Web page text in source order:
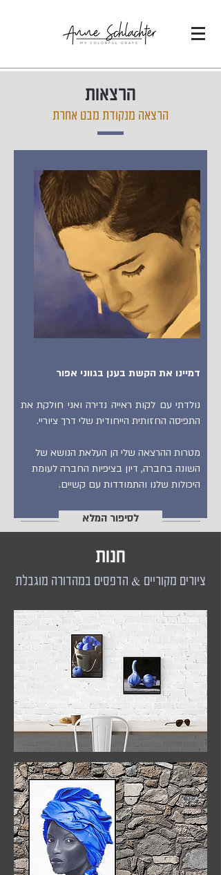
הרצאות
הרצאה מנקודת מבט אחרת
דמיינו את הקשת בענן בגווני אפור
נולדתי עם לקות ראייה נדירה ואני חולקת את
התפיסה החזותית הייחודית שלי דרך ציוריי.
מטרות ההרצאה שלי הן העלאת הנושא של
השונה בחברה, דיון בציפיות החברה לעומת
היכולות שלנו והתמודדות עם קשיים.
לסיפור המלא
חנות
ציורים מקוריים & הדפסים במהדורה מוגבלת